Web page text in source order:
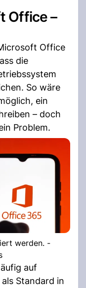
Office –
Office
die
So wäre
ein
– doch
Problem.
werden. -
auf
Standard in